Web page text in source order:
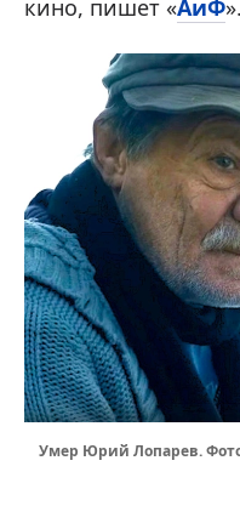
кино, пишет «АиФ».
Умер Юрий Лопарев.